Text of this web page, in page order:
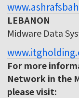
LEBANON
Midware Data
For more
Network in the
please visit: